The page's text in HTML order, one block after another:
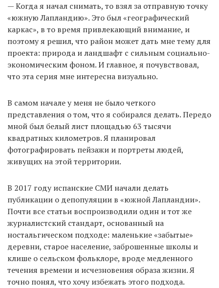
— Когда я начал снимать, то взял за отправную точку
«южную Лапландию». Это был «географический
каркас», в то время привлекающий внимание, и
поэтому я решил, что район может дать мне тему для
проекта: природа и ландшафт с сильным социально-
экономическим фоном. И главное, я почувствовал,
что эта серия мне интересна визуально.
В самом начале у меня не было четкого
представления о том, что я собирался делать. Передо
мной был белый лист площадью 63 тысячи
квадратных километров. Я планировал
фотографировать пейзажи и портреты людей,
живущих на этой территории.
В 2017 году испанские СМИ начали делать
публикации о депопуляции в «южной Лапландии».
Почти все статьи воспроизводили один и тот же
журналистский стандарт, основанный на
ностальгическом подходе: маленькие «забытые»
деревни, старое население, заброшенные школы и
клише о сельском фольклоре, вроде медленного
течения времени и исчезновения образа жизни. Я
точно понял, что хочу избежать этого подхода.